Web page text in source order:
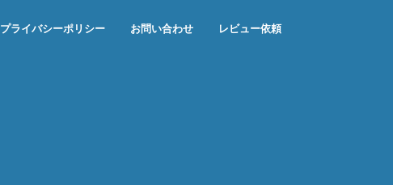
プライバシーポリシー お問い合わせ レビュー依頼